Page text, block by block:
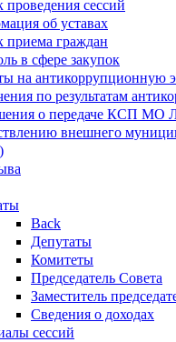
проведения сессий
об уставах
приема граждан
в сфере закупок
на антикоррупционную
по результатам
о передаче КСП МО
внешнего
Back
Депутаты
Комитеты
Председатель Совета
Заместитель
Сведения о доходах
сессий